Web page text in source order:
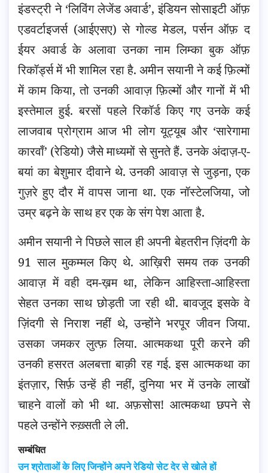
इंडस्ट्री ने ‘लिविंग लेजेंड अवार्ड’, इंडियन सोसाइटी ऑफ़
एडवर्टाइजर्स (आईएसए) से गोल्ड मेडल, पर्सन ऑफ़ द
ईयर अवार्ड के अलावा उनका नाम लिम्का बुक ऑफ़
रिकॉर्ड्स में भी शामिल रहा है. अमीन सयानी ने कई फ़िल्मों
में काम किया, तो उनकी आवाज़ फ़िल्मों और गानों में भी
इस्तेमाल हुई. बरसों पहले रिकॉर्ड किए गए उनके कई
लाजवाब प्रोग्राम आज भी लोग यूट्यूब और ‘सारेगामा
कारवाँ’ (रेडियो) जैसे माध्यमों से सुनते हैं. उनके अंदाज़-ए-
बयां का बेशुमार दीवाने थे. उनकी आवाज़ से जुड़ना, एक
गुज़रे हुए दौर में वापस जाना था. एक नॉस्टेलजिया, जो
उम्र बढ़ने के साथ हर एक के संग पेश आता है.
अमीन सयानी ने पिछले साल ही अपनी बेहतरीन ज़िंदगी के
91 साल मुकम्मल किए थे. आख़िरी समय तक उनकी
आवाज़ में वही दम-ख़म था, लेकिन आहिस्ता-आहिस्ता
सेहत उनका साथ छोड़ती जा रही थी. बावजूद इसके वे
ज़िंदगी से निराश नहीं थे, उन्होंने भरपूर जीवन जिया.
उसका जमकर लुत्फ़ लिया. आत्मकथा पूरी करने की
उनकी हसरत अलबत्ता बाक़ी रह गई. इस आत्मकथा का
इंतज़ार, सिर्फ़ उन्हें ही नहीं, दुनिया भर में उनके लाखों
चाहने वालों को भी था. अफ़सोस! आत्मकथा छपने से
पहले उन्होंने रुख़्सती ले ली.
सम्बंधित
उन श्रोताओं के लिए जिन्होंने अपने रेडियो सेट देर से खोले हों